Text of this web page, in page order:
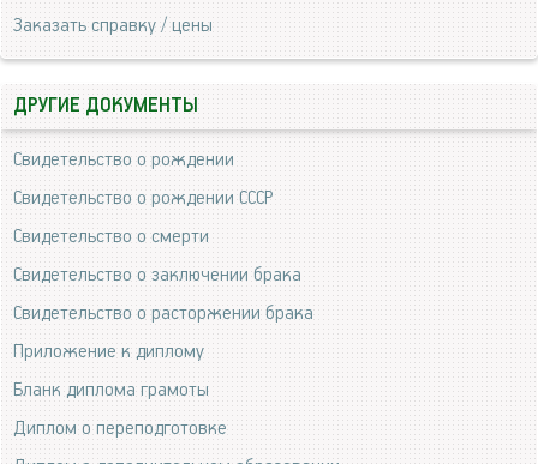
Заказать справку / цены
ДРУГИЕ ДОКУМЕНТЫ
Свидетельство о рождении
Свидетельство о рождении СССР
Свидетельство о смерти
Свидетельство о заключении брака
Свидетельство о расторжении брака
Приложение к диплому
Бланк диплома грамоты
Диплом о переподготовке